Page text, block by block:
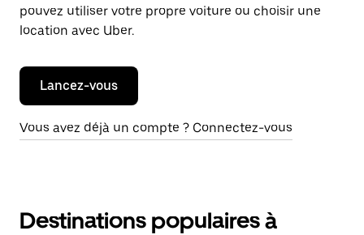
pouvez utiliser votre propre voiture ou choisir une
location avec Uber.
Lancez-vous
Vous avez déjà un compte ? Connectez-vous
Destinations populaires à